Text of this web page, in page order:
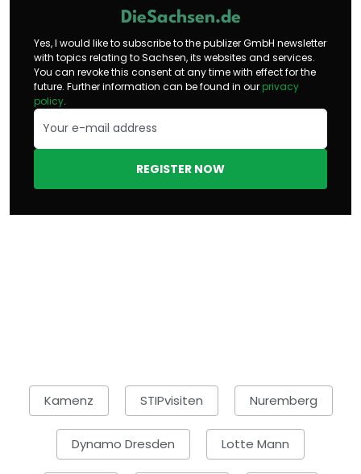
DieSachsen.de
Yes, I would like to subscribe to the publizer GmbH newsletter
with topics relating to Sachsen, its websites and services.
You can revoke this consent at any time with effect for the
future. Further information can be found in our privacy
policy.
REGISTER NOW
Kamenz STIPvisiten Nuremberg
Dynamo Dresden Lotte Mann